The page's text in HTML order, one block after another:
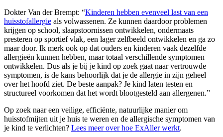
Dokter Van der Brempt: “Kinderen hebben evenveel last van een
huisstofallergie als volwassenen. Ze kunnen daardoor problemen
krijgen op school, slaapstoornissen ontwikkelen, ondermaats
presteren op sportief vlak, een lager zelfbeeld ontwikkelen en ga zo
maar door. Ik merk ook op dat ouders en kinderen vaak dezelfde
allergieën kunnen hebben, maar totaal verschillende symptomen
ontwikkelen. Dus als je bij je kind op zoek gaat naar vertrouwde
symptomen, is de kans behoorlijk dat je de allergie in zijn geheel
over het hoofd ziet. De beste aanpak? Je kind laten testen en
structureel voorkomen dat het wordt blootgesteld aan allergenen.”
Op zoek naar een veilige, efficiënte, natuurlijke manier om
huisstofmijten uit je huis te weren en de allergische symptomen van
je kind te verlichten? Lees meer over hoe ExAller werkt.